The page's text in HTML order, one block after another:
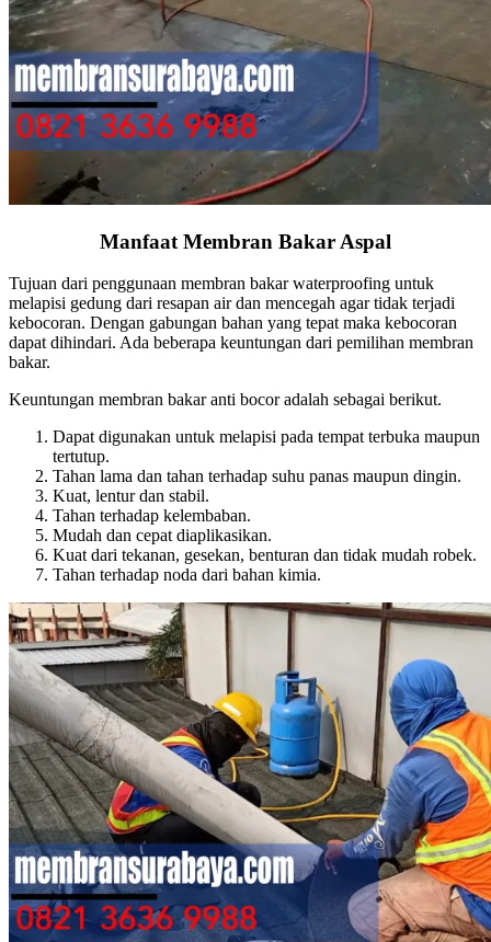
Manfaat Membran Bakar Aspal
Tujuan dari penggunaan membran bakar waterproofing untuk
melapisi gedung dari resapan air dan mencegah agar tidak terjadi
kebocoran. Dengan gabungan bahan yang tepat maka kebocoran
dapat dihindari. Ada beberapa keuntungan dari pemilihan membran
bakar.
Keuntungan membran bakar anti bocor adalah sebagai berikut.
Dapat digunakan untuk melapisi pada tempat terbuka maupun
tertutup.
Tahan lama dan tahan terhadap suhu panas maupun dingin.
Kuat, lentur dan stabil.
Tahan terhadap kelembaban.
Mudah dan cepat diaplikasikan.
Kuat dari tekanan, gesekan, benturan dan tidak mudah robek.
Tahan terhadap noda dari bahan kimia.